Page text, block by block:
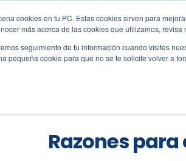
cookies en tu PC. Estas cookies sirven para
más acerca de las cookies que utilizamos,
seguimiento de tu información cuando visites
pequeña cookie para que no se te solicite volver a
sales@alamo.co
Reservas
Razones